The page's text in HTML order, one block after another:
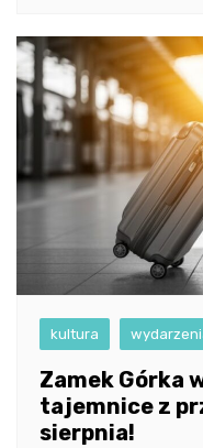
kultura
Zamek Górka
tajemnice z
sierpnia!